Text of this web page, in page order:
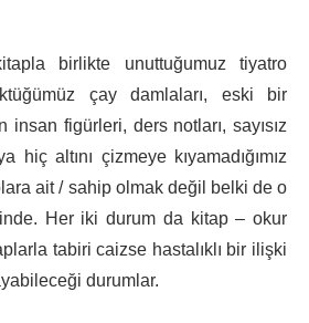
birlikte unuttuğumuz tiyatro
çay damlaları, eski bir
insan figürleri, ders notları, sayısız
hiç altını çizmeye kıyamadığımız
ait / sahip olmak değil belki de o
Her iki durum da kitap – okur
tabiri caizse hastalıklı bir ilişki
durumlar.